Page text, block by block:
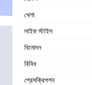
খেলা
লাইফ স্টাইল
বিনোদন
বিবিধ
প্রেসক্রিপশন